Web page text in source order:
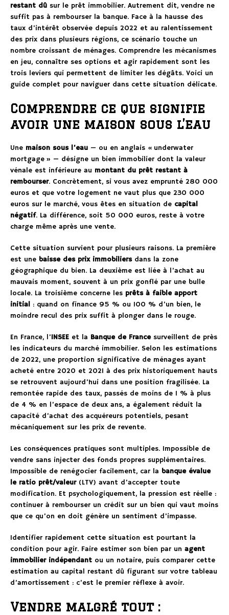
restant dû sur le prêt immobilier. Autrement dit, vendre ne
suffit pas à rembourser la banque. Face à la hausse des
taux d’intérêt observée depuis 2022 et au ralentissement
des prix dans plusieurs régions, ce scénario touche un
nombre croissant de ménages. Comprendre les mécanismes
en jeu, connaître ses options et agir rapidement sont les
trois leviers qui permettent de limiter les dégâts. Voici un
guide complet pour naviguer dans cette situation délicate.
Comprendre ce que signifie
avoir une maison sous l’eau
Une maison sous l’eau — ou en anglais « underwater
mortgage » — désigne un bien immobilier dont la valeur
vénale est inférieure au montant du prêt restant à
rembourser. Concrètement, si vous avez emprunté 280 000
euros et que votre logement ne vaut plus que 230 000
euros sur le marché, vous êtes en situation de capital
négatif. La différence, soit 50 000 euros, reste à votre
charge même après une vente.
Cette situation survient pour plusieurs raisons. La première
est une baisse des prix immobiliersdans la zone
géographique du bien. La deuxième est liée à l’achat au
mauvais moment, souvent à un prix gonflé par une bulle
locale. La troisième concerne les prêts à faible apport
initial : quand on finance 95 % ou 100 % d’un bien, le
moindre recul des prix suffit à plonger dans le rouge.
En France, l’INSEE et la Banque de Francesurveillent de près
les indicateurs du marché immobilier. Selon les estimations
de 2022, une proportion significative de ménages ayant
acheté entre 2020 et 2021 à des prix historiquement hauts
se retrouvent aujourd’hui dans une position fragilisée. La
remontée rapide des taux, passés de moins de 1 % à plus
de 4 % en l’espace de deux ans, a également réduit la
capacité d’achat des acquéreurs potentiels, pesant
mécaniquement sur les prix de revente.
Les conséquences pratiques sont multiples. Impossible de
vendre sans injecter des fonds propres supplémentaires.
Impossible de renégocier facilement, car la banque évalue
le ratio prêt/valeur(LTV) avant d’accepter toute
modification. Et psychologiquement, la pression est réelle :
continuer à rembourser un crédit sur un bien qui vaut moins
que ce qu’on en doit génère un sentiment d’impasse.
Identifier rapidement cette situation est pourtant la
condition pour agir. Faire estimer son bien par un agent
immobilier indépendant ou un notaire, puis comparer cette
estimation au capital restant dû figurant sur votre tableau
d’amortissement : c’est le premier réflexe à avoir.
Vendre malgré tout :